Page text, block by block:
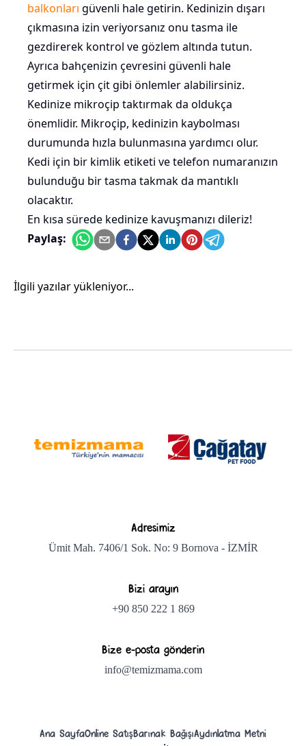
balkonları güvenli hale getirin. Kedinizin dışarı
çıkmasına izin veriyorsanız onu tasma ile
gezdirerek kontrol ve gözlem altında tutun.
Ayrıca bahçenizin çevresini güvenli hale
getirmek için çit gibi önlemler alabilirsiniz.
Kedinize mikroçip taktırmak da oldukça
önemlidir. Mikroçip, kedinizin kaybolması
durumunda hızla bulunmasına yardımcı olur.
Kedi için bir kimlik etiketi ve telefon numaranızın
bulunduğu bir tasma takmak da mantıklı
olacaktır.
En kısa sürede kedinize kavuşmanızı dileriz!
Paylaş:
İlgili yazılar yükleniyor...
Adresimiz
Ümit Mah. 7406/1 Sok. No: 9 Bornova - İZMİR
Bizi arayın
+90 850 222 1 869
Bize e-posta gönderin
info@temizmama.com
Ana SayfaOnline SatışBarınak BağışıAydınlatma Metni